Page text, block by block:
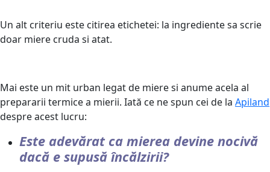
Un alt criteriu este citirea etichetei: la ingrediente sa scrie
doar miere cruda si atat.
Mai este un mit urban legat de miere si anume acela al
prepararii termice a mierii. Iată ce ne spun cei de la Apiland
despre acest lucru:
Este adevărat ca mierea devine nocivă
dacă e supusă încălzirii?